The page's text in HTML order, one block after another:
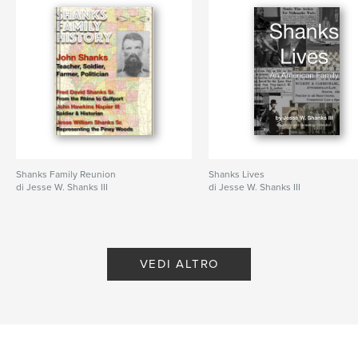
Shanks Family Reunion
di Jesse W. Shanks III
Shanks Lives
di Jesse W. Shanks III
VEDI ALTRO